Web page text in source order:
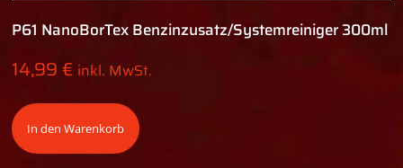
P61 NanoBorTex Benzinzusatz/Systemreiniger 300ml
14,99€ inkl. MwSt.
In den Warenkorb